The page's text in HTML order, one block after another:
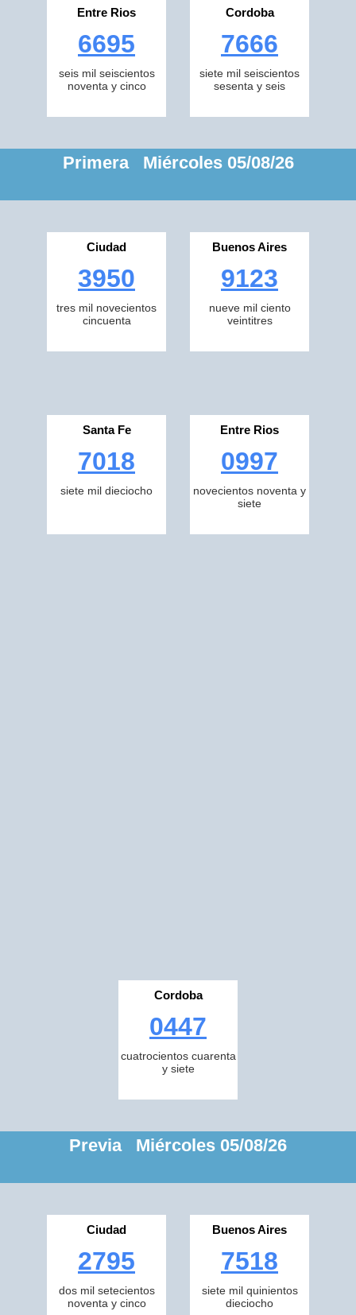
Entre Rios
6695
seis mil seiscientos
noventa y cinco
Cordoba
7666
siete mil seiscientos
sesenta y seis
Primera Miércoles 05/08/26
Ciudad
3950
tres mil novecientos
cincuenta
Buenos Aires
9123
nueve mil ciento
veintitres
Santa Fe
7018
siete mil dieciocho
Entre Rios
0997
novecientos noventa y
siete
Cordoba
0447
cuatrocientos cuarenta
y siete
Previa Miércoles 05/08/26
Ciudad
2795
dos mil setecientos
noventa y cinco
Buenos Aires
7518
siete mil quinientos
dieciocho